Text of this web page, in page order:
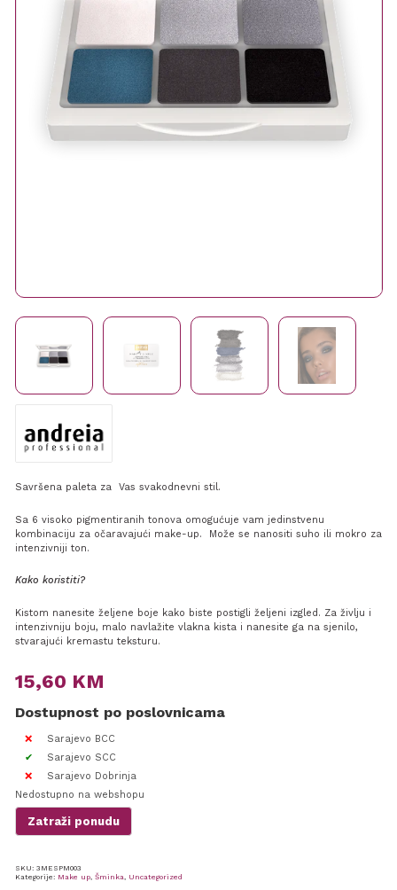
Savršena paleta za Vas svakodnevni stil.
Sa 6 visoko pigmentiranih tonova omogućuje vam jedinstvenu
kombinaciju za očaravajući make-up. Može se nanositi suho ili mokro za
intenzivniji ton.
Kako koristiti?
Kistom nanesite željene boje kako biste postigli željeni izgled. Za življu i
intenzivniju boju, malo navlažite vlakna kista i nanesite ga na sjenilo,
stvarajući kremastu teksturu.
15,60 KM
Dostupnost po poslovnicama
Sarajevo BCC
Sarajevo SCC
Sarajevo Dobrinja
Nedostupno na webshopu
Zatraži ponudu
SKU: 3MESPM003
Kategorije: Make up, Šminka, Uncategorized